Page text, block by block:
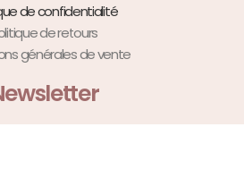
de confidentialité
de retours
générales de vente